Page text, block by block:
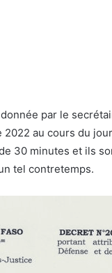
donnée par le
au cours du
30 minutes et ils
tel contretemps.